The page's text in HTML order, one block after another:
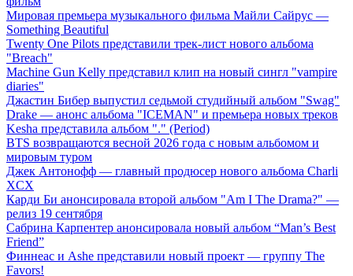
Мировая премьера музыкального фильма Майли Сайрус —
Something Beautiful
Twenty One Pilots представили трек-лист нового альбома
"Breach"
Machine Gun Kelly представил клип на новый сингл "vampire
diaries"
Джастин Бибер выпустил седьмой студийный альбом "Swag"
Drake — анонс альбома "ICEMAN" и премьера новых треков
Kesha представила альбом "." (Period)
BTS возвращаются весной 2026 года с новым альбомом и
мировым туром
Джек Антонофф — главный продюсер нового альбома Charli
XCX
Карди Би анонсировала второй альбом "Am I The Drama?" —
релиз 19 сентября
Сабрина Карпентер анонсировала новый альбом “Man’s Best
Friend”
Финнеас и Ashe представили новый проект — группу The
Favors!